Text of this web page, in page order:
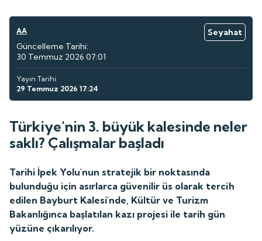
AA
Seyahat
Güncelleme Tarihi:
30 Temmuz 2026 07:01
Yayın Tarihi:
29 Temmuz 2026 17:24
Türkiye'nin 3. büyük kalesinde neler
saklı? Çalışmalar başladı
Tarihi İpek Yolu'nun stratejik bir noktasında
bulunduğu için asırlarca güvenilir üs olarak tercih
edilen Bayburt Kalesi'nde, Kültür ve Turizm
Bakanlığınca başlatılan kazı projesi ile tarih gün
yüzüne çıkarılıyor.